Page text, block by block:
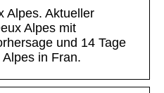
Alpes. Aktueller
Alpes mit
und 14 Tage
in Fran.